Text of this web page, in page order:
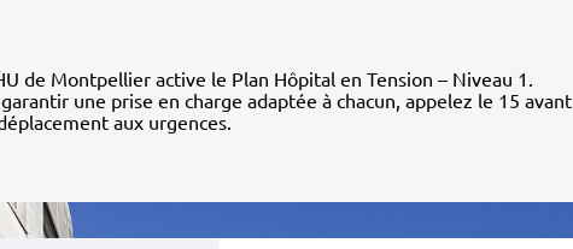
de Montpellier active le Plan Hôpital en Tension – Niveau 1.
une prise en charge adaptée à chacun, appelez le 15 avant
aux urgences.